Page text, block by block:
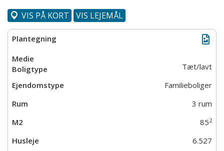
VIS PÅ KORT VIS LEJEMÅL
Tæt/lavt
Familieboliger
3 rum
852
6.527